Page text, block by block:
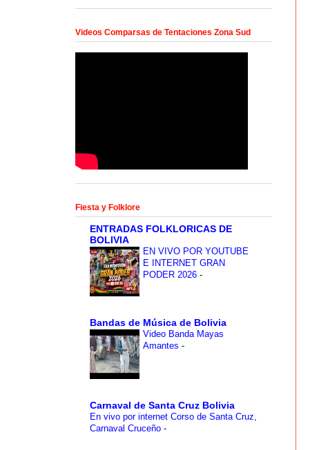
Videos Comparsas de Tentaciones Zona Sud
Fiesta y Folklore
ENTRADAS FOLKLORICAS DE
BOLIVIA
EN VIVO POR YOUTUBE
E INTERNET GRAN
PODER 2026 -
Bandas de Música de Bolivia
Video Banda Mayas
Amantes -
Carnaval de Santa Cruz Bolivia
En vivo por internet Corso de Santa Cruz,
Carnaval Cruceño -